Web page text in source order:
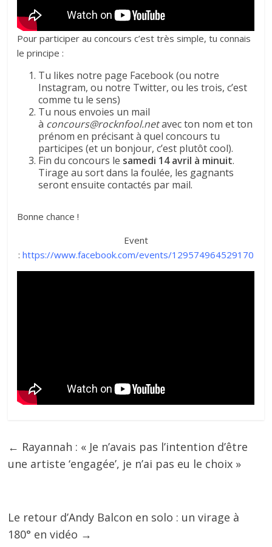
Pour participer au concours c’est très simple, tu connais
le principe :
Tu likes notre page Facebook (ou notre
Instagram, ou notre Twitter, ou les trois, c’est
comme tu le sens)
Tu nous envoies un mail
à concours@rocknfool.netavec ton nom et ton
prénom en précisant à quel concours tu
participes (et un bonjour, c’est plutôt cool).
Fin du concours le samedi 14 avril à minuit.
Tirage au sort dans la foulée, les gagnants
seront ensuite contactés par mail.
Bonne chance !
Event
: https://www.facebook.com/events/129574964529170
← Rayannah : « Je n’avais pas l’intention d’être
une artiste ‘engagée’, je n’ai pas eu le choix »
Le retour d’Andy Balcon en solo : un virage à
180° en vidéo →